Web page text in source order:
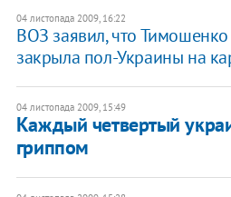
04 листопада 2009, 16:22
ВОЗ заявил, что
закрыла пол-Украины на
04 листопада 2009, 15:49
Каждый четвертый
гриппом